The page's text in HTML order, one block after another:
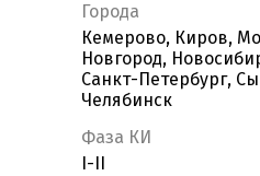
Города
Кемерово, Киров,
Новгород,
Санкт-Петербург,
Челябинск
Фаза КИ
I-II